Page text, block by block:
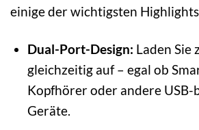
einige der wichtigsten
Dual-Port-Design: Laden Sie
gleichzeitig auf – egal ob
Kopfhörer oder andere
Geräte.